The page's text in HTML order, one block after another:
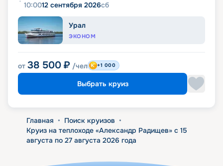
10:0012 сентября 2026сб
Урал
ЭКОНОМ
от 38 500 ₽ /чел +1 000
Выбрать круиз
Главная • Поиск круизов •
Круиз на теплоходе «Александр Радищев» с 15
августа по 27 августа 2026 года